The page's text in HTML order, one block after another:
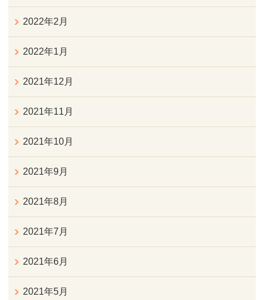
2022年2月
2022年1月
2021年12月
2021年11月
2021年10月
2021年9月
2021年8月
2021年7月
2021年6月
2021年5月